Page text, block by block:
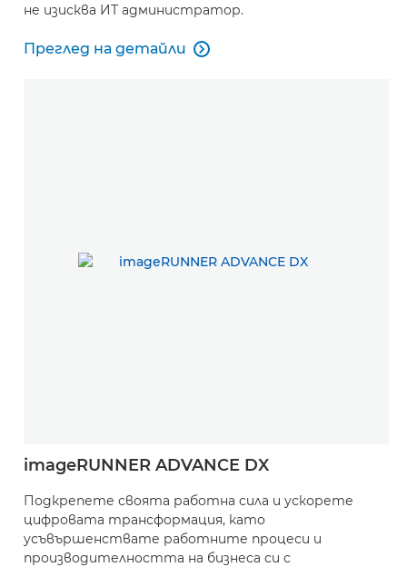
не изисква ИТ администратор.
Преглед на детайли
Cloud Connector

imageRUNNER ADVANCE DX
Подкрепете своята работна сила и ускорете
цифровата трансформация, като
усъвършенствате работните процеси и
производителността на бизнеса си с